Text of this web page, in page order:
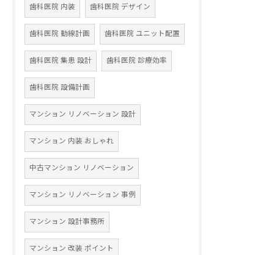
歯科医院 内装 歯科医院 デザイン
歯科医院 動線計画 歯科医院 ユニット配置
歯科医院 集患 設計 歯科医院 診療効率
歯科医院 設備計画
マンション リノベーション 設計
マンション 内装 おしゃれ
中古マンション リノベーション
マンション リノベーション 事例
マンション 設計事務所
マンション 改装 ポイント